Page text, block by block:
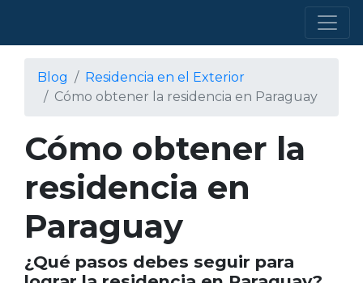
Blog
Residencia en el Exterior
Cómo obtener la residencia en Paraguay
Cómo obtener la
residencia en
Paraguay
¿Qué pasos debes seguir para